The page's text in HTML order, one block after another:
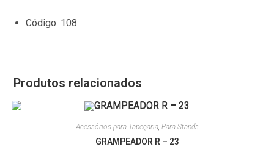
Código: 108
Produtos relacionados
Acessórios para Tapeçaria, Para Stands
GRAMPEADOR R – 23